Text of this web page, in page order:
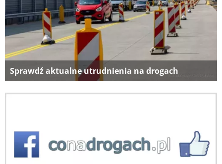
Sprawdź aktualne utrudnienia na drogach